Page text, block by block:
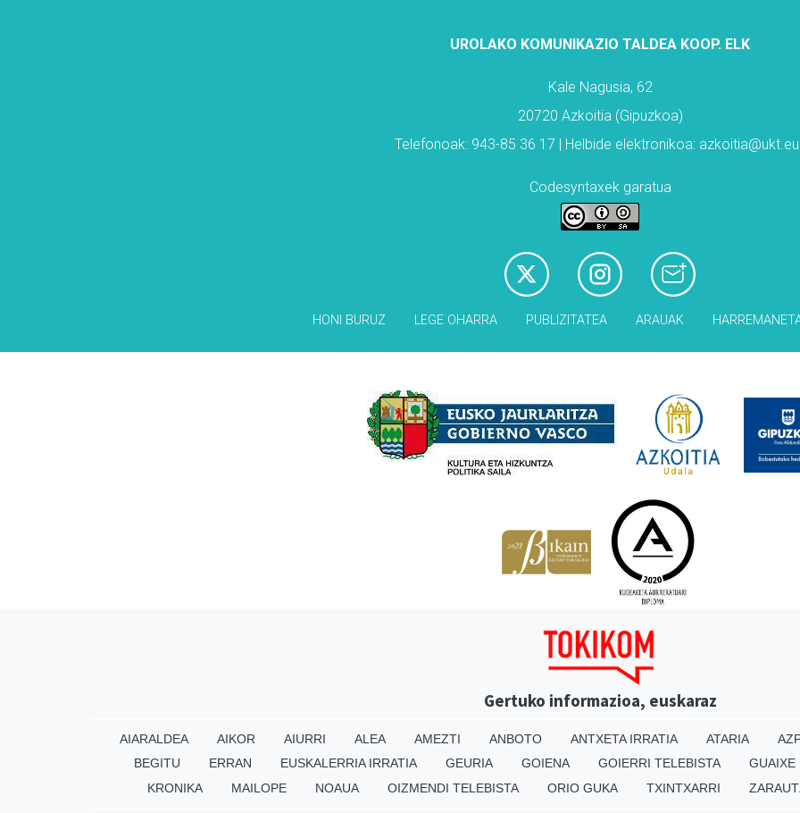
UROLAKO KOMUNIKAZIO TALDEA KOOP. ELK
Kale Nagusia, 62
20720 Azkoitia (Gipuzkoa)
Telefonoak: 943-85 36 17 | Helbide elektronikoa:
Codesyntaxek garatua
HONI BURUZ LEGE OHARRA PUBLIZITATEA ARAUAK
Gertuko informazioa, euskaraz
AIARALDEA AIKOR AIURRI ALEA AMEZTI ANBOTO ANTXETA IRRATIA ATARIA
BEGITU
ERRAN EUSKALERRIA IRRATIA GEURIA GOIENA GOIERRI TELEBISTA
GUAIXE
KRONIKA
MAILOPE NOAUA OIZMENDI TELEBISTA ORIO GUKA TXINTXARRI